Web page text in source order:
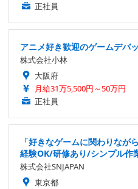
正社員
アニメ好き歓迎のゲームデバ
株式会社小林
大阪府
月給31万5,500円～50万円
正社員
「好きなゲームに関わりな
経験OK/研修あり/シンプル作
株式会社SNJAPAN
東京都